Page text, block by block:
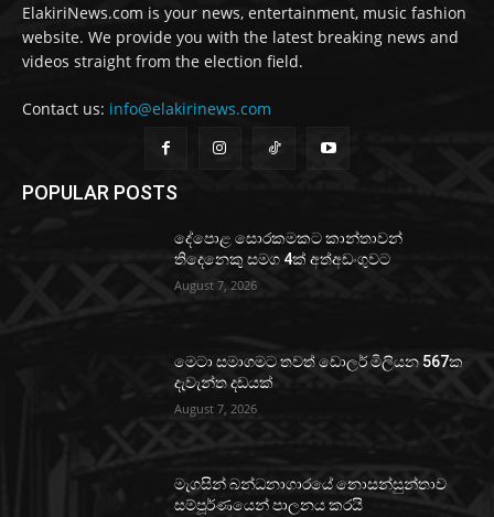
ElakiriNews.com is your news, entertainment, music fashion
website. We provide you with the latest breaking news and
videos straight from the election field.
Contact us: info@elakirinews.com
POPULAR POSTS
දේපොළ සොරකමකට කාන්තාවන්
තිදෙනෙකු සමග 4ක් අත්අඩංගුවට
August 7, 2026
මෙටා සමාගමට තවත් ඩොලර් මිලියන 567ක
දැවැන්ත දඩයක්
August 7, 2026
මැගසින් බන්ධනාගාරයේ නොසන්සුන්තාව
සම්පූර්ණයෙන් පාලනය කරයි